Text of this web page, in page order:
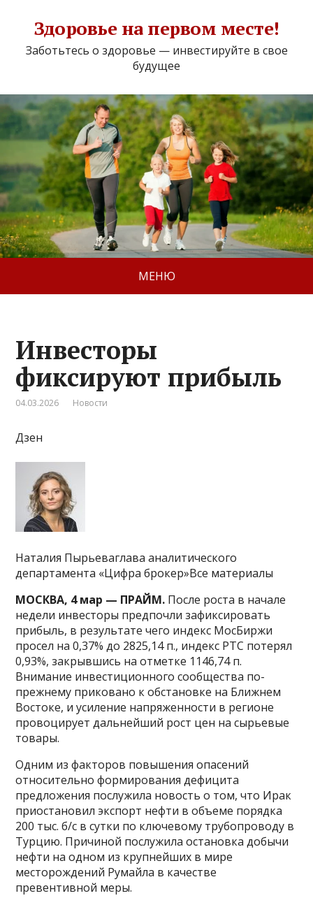
Здоровье на первом месте!
Заботьтесь о здоровье — инвестируйте в свое
будущее
МЕНЮ
Инвесторы
фиксируют прибыль
04.03.2026 Новости
Дзен
Наталия Пырьеваглава аналитического
департамента «Цифра брокер»Все материалы
МОСКВА, 4 мар — ПРАЙМ. После роста в начале
недели инвесторы предпочли зафиксировать
прибыль, в результате чего индекс МосБиржи
просел на 0,37% до 2825,14 п., индекс РТС потерял
0,93%, закрывшись на отметке 1146,74 п.
Внимание инвестиционного сообщества по-
прежнему приковано к обстановке на Ближнем
Востоке, и усиление напряженности в регионе
провоцирует дальнейший рост цен на сырьевые
товары.
Одним из факторов повышения опасений
относительно формирования дефицита
предложения послужила новость о том, что Ирак
приостановил экспорт нефти в объеме порядка
200 тыс. б/с в сутки по ключевому трубопроводу в
Турцию. Причиной послужила остановка добычи
нефти на одном из крупнейших в мире
месторождений Румайла в качестве
превентивной меры.